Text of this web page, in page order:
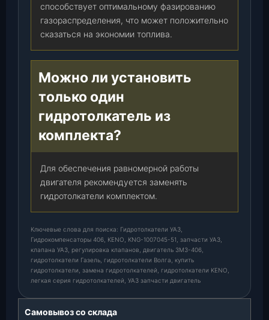
способствует оптимальному фазированию
газораспределения, что может положительно
сказаться на экономии топлива.
Можно ли установить
только один
гидротолкатель из
комплекта?
Для обеспечения равномерной работы
двигателя рекомендуется заменять
гидротолкатели комплектом.
Ключевые слова для поиска: Гидротолкатели УАЗ,
Гидрокомпенсаторы 406, KENO, KNG-1007045-51, запчасти УАЗ,
клапана УАЗ, регулировка клапанов, двигатель ЗМЗ-406,
гидротолкатели Газель, гидротолкатели Волга, купить
гидротолкатели, замена гидротолкателей, гидротолкатели KENO,
легкая серия гидротолкателей, УАЗ запчасти двигатель
Самовывоз со склада